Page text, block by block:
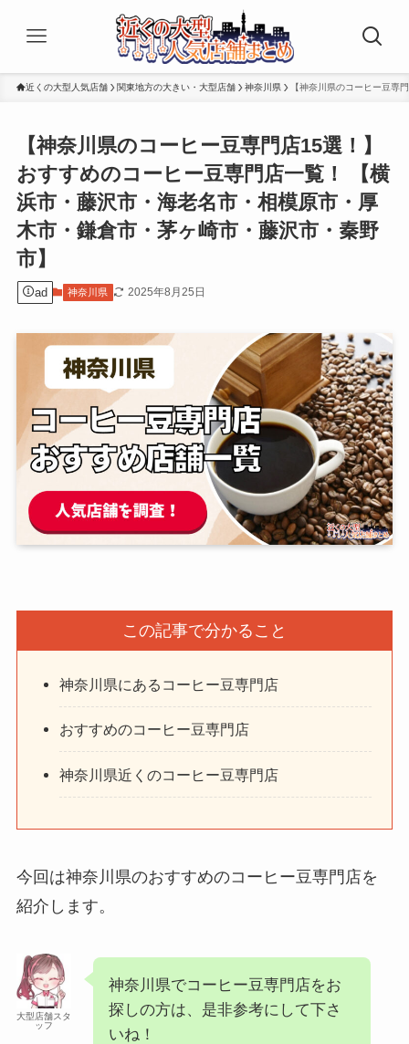
近くの大型人気店舗 関東地方の大きい・大型店舗 神奈川県 【神奈川県のコーヒー豆専
【神奈川県のコーヒー豆専門店15選！】
おすすめのコーヒー豆専門店一覧！ 【横
浜市・藤沢市・海老名市・相模原市・厚
木市・鎌倉市・茅ヶ崎市・藤沢市・秦野
市】
ad 神奈川県 2025年8月25日
この記事で分かること
神奈川県にあるコーヒー豆専門店
おすすめのコーヒー豆専門店
神奈川県近くのコーヒー豆専門店
今回は神奈川県のおすすめのコーヒー豆専門店を
紹介します。
大型店舗スタ
ッフ
神奈川県でコーヒー豆専門店をお
探しの方は、是非参考にして下さ
いね！